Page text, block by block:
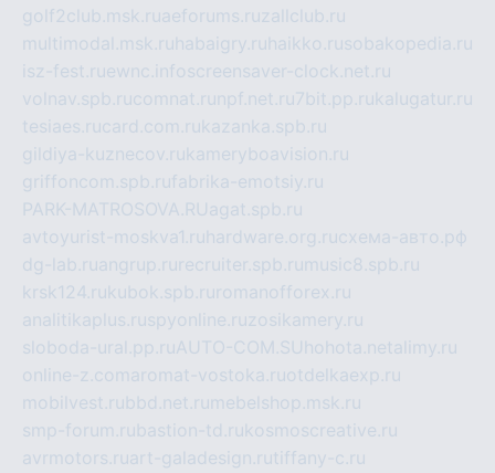
golf2club.msk.ruaeforums.ruzallclub.ru
multimodal.msk.ru habaigry.ru haikko.rusobakopedia.ru
isz-fest.ruewnc.infoscreensaver-clock.net.ru
volnav.spb.rucomnat.ru npf.net.ru7bit.pp.rukalugatur.ru
tesiaes.rucard.com.rukazanka.spb.ru
gildiya-kuznecov.rukameryboavision.ru
griffoncom.spb.rufabrika-emotsiy.ru
PARK-MATROSOVA.RUagat.spb.ru
avtoyurist-moskva1.ru hardware.org.ruсхема-авто.рф
dg-lab.ruangrup.ru recruiter.spb.ru music8.spb.ru
krsk124.rukubok.spb.ru romanofforex.ru
analitikaplus.ruspyonline.ruzosikamery.ru
sloboda-ural.pp.ruAUTO-COM.SU hohota.netalimy.ru
online-z.comaromat-vostoka.ruotdelkaexp.ru
mobilvest.rubbd.net.ru mebelshop.msk.ru
smp-forum.rubastion-td.rukosmoscreative.ru
avrmotors.ruart-galadesign.rutiffany-c.ru